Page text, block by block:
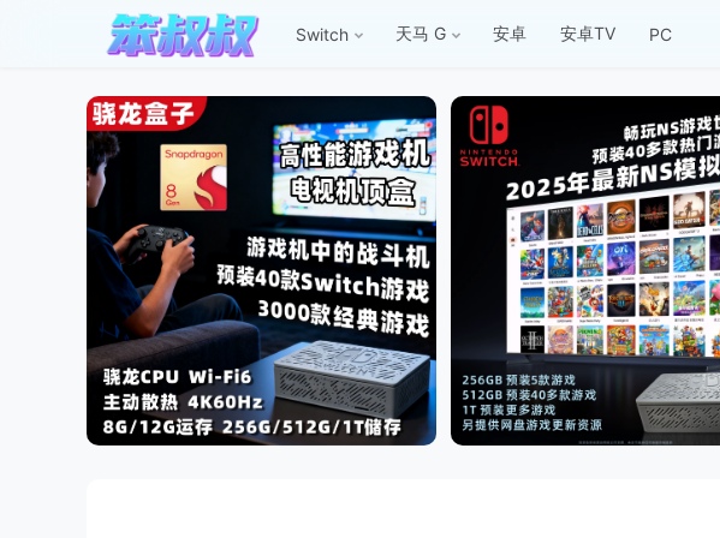
Switch 天马 G 安卓 安卓TV PC